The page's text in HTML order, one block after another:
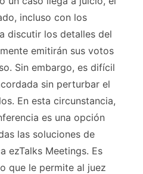
incluso con los
discutir los detalles del
emitirán sus votos
Sin embargo, es difícil
sin perturbar el
En esta circunstancia,
es una opción
las soluciones de
ezTalks Meetings. Es
que le permite al juez